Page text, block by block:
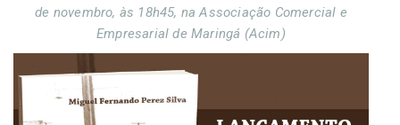
de novembro, às 18h45, na Associação Comercial e
Empresarial de Maringá (Acim)